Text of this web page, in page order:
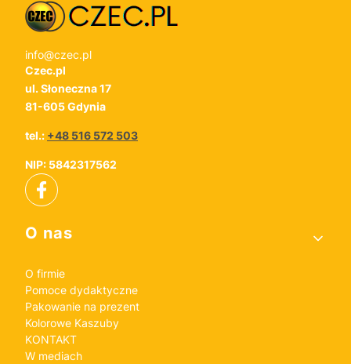
info@czec.pl
Czec.pl
ul. Słoneczna 17
81-605 Gdynia
tel.: +48 516 572 503
NIP: 5842317562
Linki w stopce
O nas
O firmie
Pomoce dydaktyczne
Pakowanie na prezent
Kolorowe Kaszuby
KONTAKT
W mediach